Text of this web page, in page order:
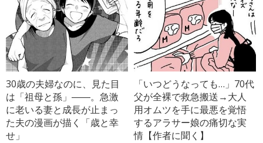
30歳の夫婦なのに、見た目
は「祖母と孫」――。急激
に老いる妻と成長が止まっ
た夫の漫画が描く「歳と幸
せ」
「いつどうなっても…」70代
父が全裸で救急搬送→大人
用オムツを手に最悪を覚悟
するアラサー娘の痛切な実
情【作者に聞く】